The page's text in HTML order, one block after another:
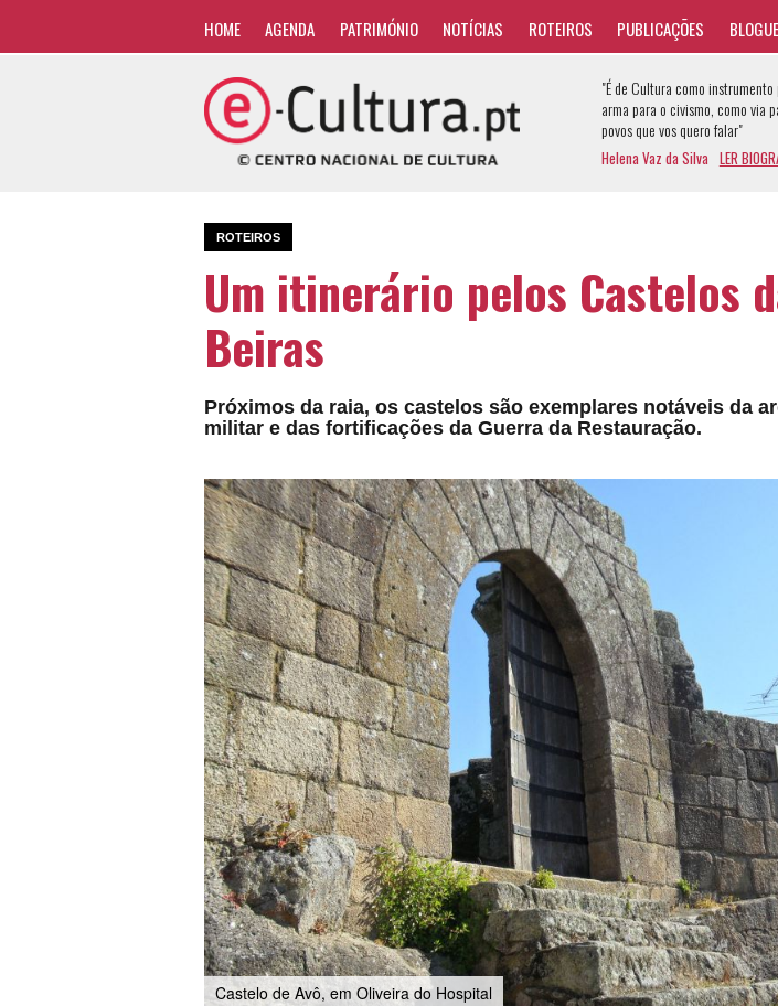
HOME AGENDA PATRIMÓNIO NOTÍCIAS ROTEIROS PUBLICAÇÕES BLOGUE
"É de Cultura como
arma para o civismo, como via
povos que vos quero falar"
Helena Vaz da Silva LER
ROTEIROS
Um itinerário pelos Castelos
Beiras
Próximos da raia, os castelos são exemplares notáveis da
militar e das fortificações da Guerra da Restauração.
Castelo de Avô, em Oliveira do Hospital